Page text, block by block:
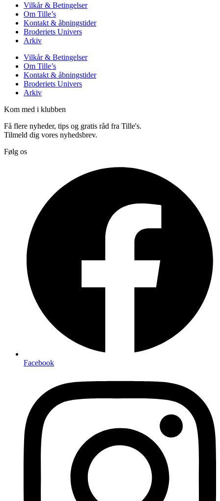
Vilkår & Betingelser
Om Tille’s
Kontakt & åbningstider
Broderiets Univers
Arkiv
Vilkår & Betingelser
Om Tille’s
Kontakt & åbningstider
Broderiets Univers
Arkiv
Kom med i klubben
Få flere nyheder, tips og gratis råd fra Tille's.
Tilmeld dig vores nyhedsbrev.
Følg os
Facebook